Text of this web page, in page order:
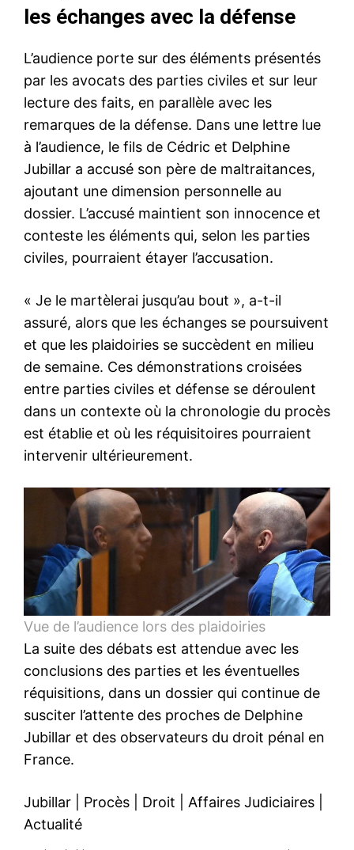
les échanges avec la défense
L’audience porte sur des éléments présentés
par les avocats des parties civiles et sur leur
lecture des faits, en parallèle avec les
remarques de la défense. Dans une lettre lue
à l’audience, le fils de Cédric et Delphine
Jubillar a accusé son père de maltraitances,
ajoutant une dimension personnelle au
dossier. L’accusé maintient son innocence et
conteste les éléments qui, selon les parties
civiles, pourraient étayer l’accusation.
« Je le martèlerai jusqu’au bout », a-t-il
assuré, alors que les échanges se poursuivent
et que les plaidoiries se succèdent en milieu
de semaine. Ces démonstrations croisées
entre parties civiles et défense se déroulent
dans un contexte où la chronologie du procès
est établie et où les réquisitoires pourraient
intervenir ultérieurement.
Vue de l’audience lors des plaidoiries
La suite des débats est attendue avec les
conclusions des parties et les éventuelles
réquisitions, dans un dossier qui continue de
susciter l’attente des proches de Delphine
Jubillar et des observateurs du droit pénal en
France.
Jubillar Procès Droit Affaires Judiciaires
Actualité